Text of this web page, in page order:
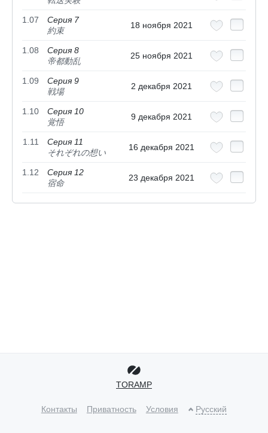
1.07
Серия 7
約束
18 ноября 2021
1.08
Серия 8
帝都動乱
25 ноября 2021
1.09
Серия 9
戦場
2 декабря 2021
1.10
Серия 10
覚悟
9 декабря 2021
1.11
Серия 11
それぞれの想い
16 декабря 2021
1.12
Серия 12
宿命
23 декабря 2021
TORAMP
Контакты Приватность Условия Русский